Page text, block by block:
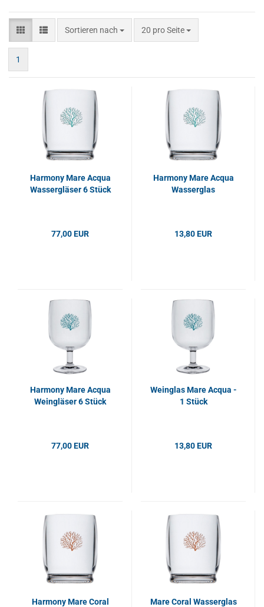
Sortieren nach
Sortieren nach 20 pro Seite
pro Seite
1
Harmony Mare Acqua
Wassergläser 6 Stück
77,00 EUR
Harmony Mare Acqua
Wasserglas
13,80 EUR
Harmony Mare Acqua
Weingläser 6 Stück
77,00 EUR
Weinglas Mare Acqua -
1 Stück
13,80 EUR
Harmony Mare Coral
Mare Coral Wasserglas